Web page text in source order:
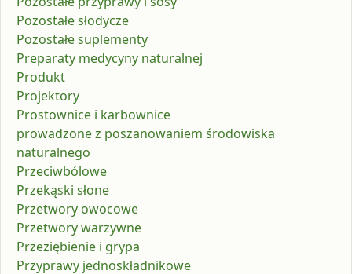
Pozostałe słodycze
Pozostałe suplementy
Preparaty medycyny naturalnej
Produkt
Projektory
Prostownice i karbownice
prowadzone z poszanowaniem środowiska
naturalnego
Przeciwbólowe
Przekąski słone
Przetwory owocowe
Przetwory warzywne
Przeziębienie i grypa
Przyprawy jednoskładnikowe